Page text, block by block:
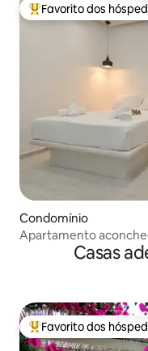
Favoritos dos
Favorito dos
Condomínio
Apartamento
Casas
Favoritos dos
Favorito dos